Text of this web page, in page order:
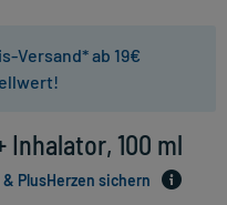
Versand* ab 19€
Inhalator, 100 ml
PlusHerzen sichern